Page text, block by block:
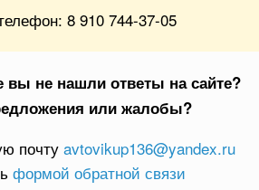
8 910 744-37-05
вы не нашли ответы на сайте?
или жалобы?
почту avtovikup136@yandex.ru
формой обратной связи